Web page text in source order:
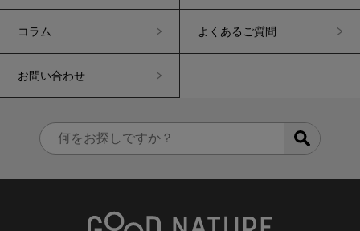
コラム よくあるご質問
お問い合わせ